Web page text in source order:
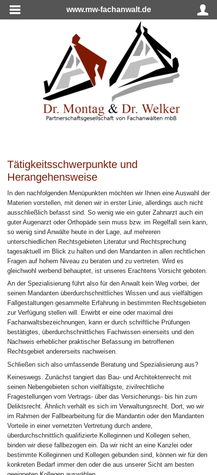
www.mw-fachanwalt.de
Tätigkeitsschwerpunkte und
Herangehensweise
In den nachfolgenden Menüpunkten möchten wir Ihnen eine Auswahl der
Materien vorstellen, mit denen wir in erster Linie, allerdings auch nicht
ausschließlich befasst sind. So wenig wie ein guter Zahnarzt auch ein
guter Augenarzt oder Orthopäde sein muss bzw. im Regelfall sein kann,
so wenig sind Anwälte heute in der Lage, auf mehreren
unterschiedlichen Rechtsgebieten Literatur und Rechtsprechung
tagesaktuell im Blick zu halten und den Mandanten in allen rechtlichen
Fragen auf hohem Niveau zu beraten und zu vertreten. Wird es
gleichwohl werbend behauptet, ist unseres Erachtens Vorsicht geboten.
An der Spezialisierung führt also für den Anwalt kein Weg vorbei, der
seinen Mandanten überdurchschnittliches Wissen und aus vielfältigen
Fallgestaltungen gesammelte Erfahrung in bestimmten Rechtsgebieten
zur Verfügung stellen will. Erwirbt er eine oder maximal drei
Fachanwaltsbezeichnungen, kann er durch schriftliche Prüfungen
bestätigtes, überdurchschnittliches Fachwissen einerseits und den
Nachweis erheblicher praktischer Befassung im betroffenen
Rechtsgebiet andererseits nachweisen.
Schließen sich also umfassende Beratung und Spezialisierung aus?
Keineswegs. Zunächst tangiert das Bau- und Architektenrecht mit
seinen Nebengebieten schon vielfältigste, zivilrechtliche
Fragestellungen vom Vertrags- über das Versicherungs- bis hin zum
Deliktsrecht. Ähnlich verhält es sich im Verwaltungsrecht. Dort, wo wir
im Rahmen der Fallbearbeitung für die Mandantin oder den Mandanten
Vorteile in einer vernetzten Vertretung durch andere,
überdurchschnittlich qualifizierte Kolleginnen und Kollegen sehen,
binden wir diese fallbezogen ein. Da wir nicht an eine Kanzlei oder
bestimmte Kolleginnen und Kollegen gebunden sind, können wir für den
konkreten Bedarf immer den oder die aus unserer Sicht am besten